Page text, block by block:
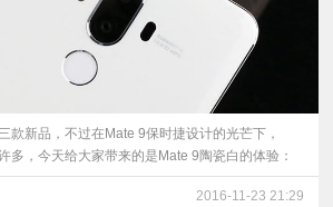
款新品，不过在Mate 9保时捷设计的光芒下，
多，今天给大家带来的是Mate 9陶瓷白的体验：
2016-11-23 21:29